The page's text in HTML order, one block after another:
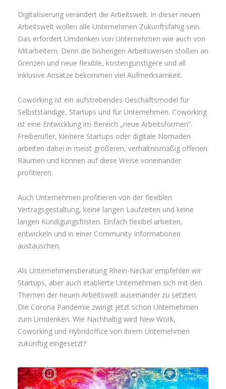
Digitalisierung verändert die Arbeitswelt. In dieser neuen
Arbeitswelt wollen alle Unternehmen Zukunftsfähig sein.
Das erfordert Umdenken von Unternehmen wie auch von
Mitarbeitern. Denn die bisherigen Arbeitsweisen stoßen an
Grenzen und neue flexible, kostengünstigere und all
inklusive Ansätze bekommen viel Aufmerksamkeit.
Coworking ist ein aufstrebendes Geschäftsmodel für
Selbstständige, Startups und für Unternehmen. Coworking
ist eine Entwicklung im Bereich „neue Arbeitsformen“.
Freiberufler, kleinere Startups oder digitale Nomaden
arbeiten dabei in meist größeren, verhältnismäßig offenen
Räumen und können auf diese Weise voneinander
profitieren.
Auch Unternehmen profitieren von der flexiblen
Vertragsgestaltung, keine langen Laufzeiten und keine
langen Kündigungsfristen. Einfach flexibel arbeiten,
entwickeln und in einer Community Informationen
austauschen.
Als Unternehmensberatung Rhein-Neckar empfehlen wir
Startups, aber auch etablierte Unternehmen sich mit den
Themen der neuen Arbeitswelt auseinander zu setzten.
Die Corona Pandemie zwingt jetzt schon Unternehmen
zum Umdenken. Wie Nachhaltig wird New Work,
Coworking und Hybridoffice von ihrem Unternehmen
zukünftig eingesetzt?